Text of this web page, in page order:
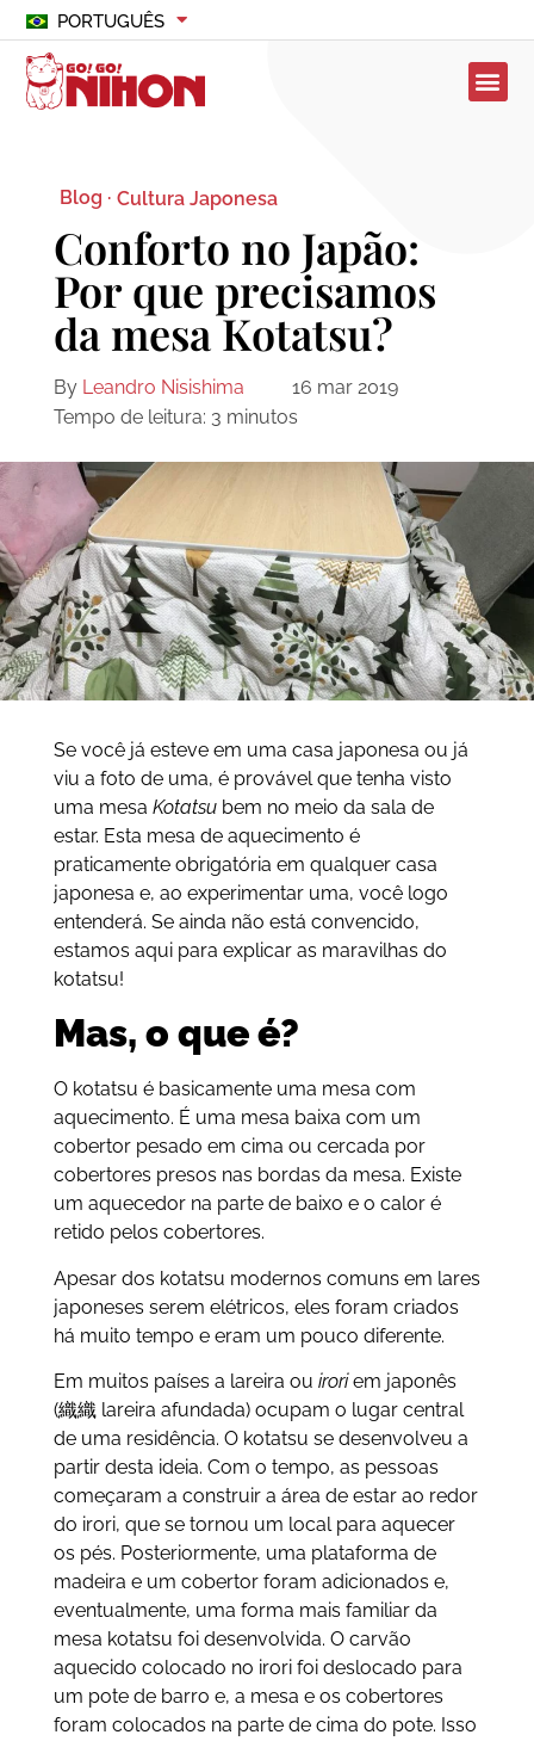
PORTUGUÊS
Blog · Cultura Japonesa
Conforto no Japão:
Por que precisamos
da mesa Kotatsu?
By Leandro Nisishima
16 mar 2019
Tempo de leitura: 3 minutos
Se você já esteve em uma casa japonesa ou já
viu a foto de uma, é provável que tenha visto
uma mesa Kotatsu bem no meio da sala de
estar. Esta mesa de aquecimento é
praticamente obrigatória em qualquer casa
japonesa e, ao experimentar uma, você logo
entenderá. Se ainda não está convencido,
estamos aqui para explicar as maravilhas do
kotatsu!
Mas, o que é?
O kotatsu é basicamente uma mesa com
aquecimento. É uma mesa baixa com um
cobertor pesado em cima ou cercada por
cobertores presos nas bordas da mesa. Existe
um aquecedor na parte de baixo e o calor é
retido pelos cobertores.
Apesar dos kotatsu modernos comuns em lares
japoneses serem elétricos, eles foram criados
há muito tempo e eram um pouco diferente.
Em muitos países a lareira ou iroriem japonês
(織織 lareira afundada) ocupam o lugar central
de uma residência. O kotatsu se desenvolveu a
partir desta ideia. Com o tempo, as pessoas
começaram a construir a área de estar ao redor
do irori, que se tornou um local para aquecer
os pés. Posteriormente, uma plataforma de
madeira e um cobertor foram adicionados e,
eventualmente, uma forma mais familiar da
mesa kotatsu foi desenvolvida. O carvão
aquecido colocado no irori foi deslocado para
um pote de barro e, a mesa e os cobertores
foram colocados na parte de cima do pote. Isso